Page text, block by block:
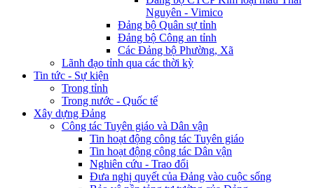
Nguyên - Vimico
Đảng bộ Quân sự tỉnh
Đảng bộ Công an tỉnh
Các Đảng bộ Phường, Xã
Lãnh đạo tỉnh qua các thời kỳ
Tin tức - Sự kiện
Trong tỉnh
Trong nước - Quốc tế
Xây dựng Đảng
Công tác Tuyên giáo và Dân vận
Tin hoạt động công tác Tuyên giáo
Tin hoạt động công tác Dân vận
Nghiên cứu - Trao đổi
Đưa nghị quyết của Đảng vào cuộc sống